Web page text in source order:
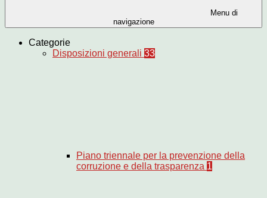
Menu di
navigazione
Categorie
Disposizioni generali 33
Piano triennale per la prevenzione della
corruzione e della trasparenza 1